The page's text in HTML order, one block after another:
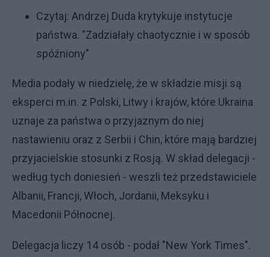
Czytaj: Andrzej Duda krytykuje instytucje
państwa. "Zadziałały chaotycznie i w sposób
spóźniony"
Media podały w niedzielę, że w składzie misji są
eksperci m.in. z Polski, Litwy i krajów, które Ukraina
uznaje za państwa o przyjaznym do niej
nastawieniu oraz z Serbii i Chin, które mają bardziej
przyjacielskie stosunki z Rosją. W skład delegacji -
według tych doniesień - weszli też przedstawiciele
Albanii, Francji, Włoch, Jordanii, Meksyku i
Macedonii Północnej.
Delegacja liczy 14 osób - podał "New York Times".